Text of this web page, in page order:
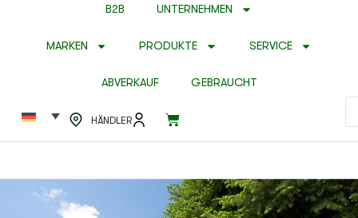
B2B UNTERNEHMEN
MARKEN PRODUKTE SERVICE
ABVERKAUF GEBRAUCHT
HÄNDLER